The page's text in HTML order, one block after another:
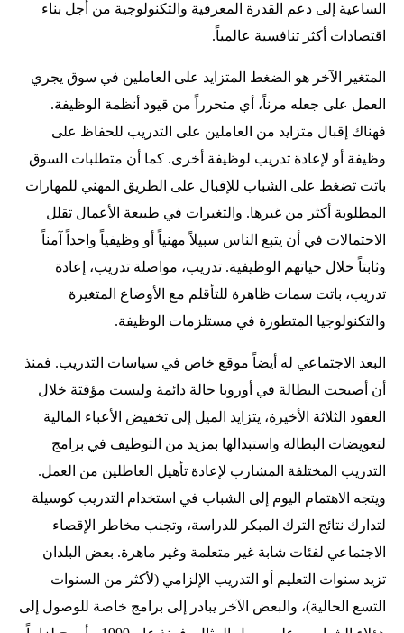
الساعية إلى دعم القدرة المعرفية والتكنولوجية من أجل بناء
اقتصادات أكثر تنافسية عالمياً.
المتغير الآخر هو الضغط المتزايد على العاملين في سوق يجري
العمل على جعله مرناً، أي متحرراً من قيود أنظمة الوظيفة.
فهناك إقبال متزايد من العاملين على التدريب للحفاظ على
وظيفة أو لإعادة تدريب لوظيفة أخرى. كما أن متطلبات السوق
باتت تضغط على الشباب للإقبال على الطريق المهني للمهارات
المطلوبة أكثر من غيرها. والتغيرات في طبيعة الأعمال تقلل
الاحتمالات في أن يتبع الناس سبيلاً مهنياً أو وظيفياً واحداً آمناً
وثابتاً خلال حياتهم الوظيفية. تدريب، مواصلة تدريب، إعادة
تدريب، باتت سمات ظاهرة للتأقلم مع الأوضاع المتغيرة
والتكنولوجيا المتطورة في مستلزمات الوظيفة.
البعد الاجتماعي له أيضاً موقع خاص في سياسات التدريب. فمنذ
أن أصبحت البطالة في أوروبا حالة دائمة وليست مؤقتة خلال
العقود الثلاثة الأخيرة، يتزايد الميل إلى تخفيض الأعباء المالية
لتعويضات البطالة واستبدالها بمزيد من التوظيف في برامج
التدريب المختلفة المشارب لإعادة تأهيل العاطلين من العمل.
ويتجه الاهتمام اليوم إلى الشباب في استخدام التدريب كوسيلة
لتدارك نتائج الترك المبكر للدراسة، وتجنب مخاطر الإقصاء
الاجتماعي لفئات شابة غير متعلمة وغير ماهرة. بعض البلدان
تزيد سنوات التعليم أو التدريب الإلزامي (لأكثر من السنوات
التسع الحالية)، والبعض الآخر يبادر إلى برامج خاصة للوصول إلى